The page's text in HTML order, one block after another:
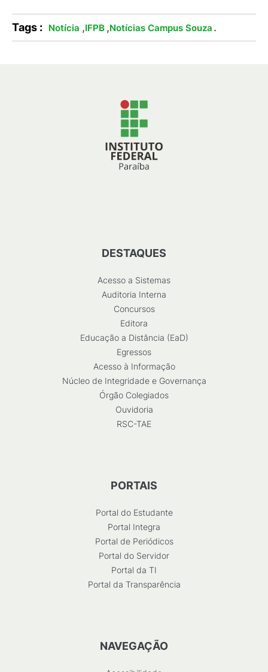
Tags : Notícia ,IFPB ,Notícias Campus Souza .
DESTAQUES
Acesso a Sistemas
Auditoria Interna
Concursos
Editora
Educação a Distância (EaD)
Egressos
Acesso à Informação
Núcleo de Integridade e Governança
Órgão Colegiados
Ouvidoria
RSC-TAE
PORTAIS
Portal do Estudante
Portal Integra
Portal de Periódicos
Portal do Servidor
Portal da TI
Portal da Transparência
NAVEGAÇÃO